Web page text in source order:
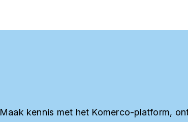
Maak kennis met het Komerco-platform,